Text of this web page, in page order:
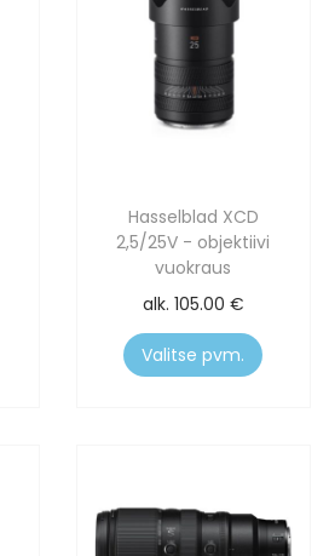
Hasselblad XCD
2,5/25V - objektiivi
vuokraus
alk. 105.00 €
Valitse pvm.